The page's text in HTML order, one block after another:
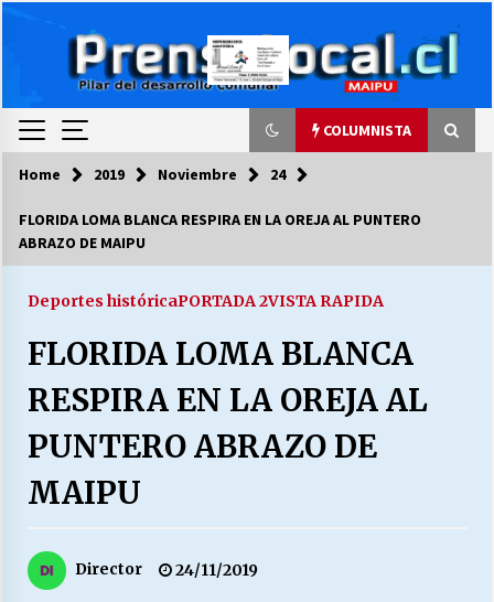
COLUMNISTA
COLUMNISTA
03/08/2026
LA DC POR SIEMPRE.RECORDANDO 69 AÑOS DE
28/07/2026
“ORGULLOSOS DE SER DC” SALUDA EL
LABORAL:
Home 2019 Noviembre 24
FLORIDA LOMA BLANCA RESPIRA EN LA OREJA AL PUNTERO
ABRAZO DE MAIPU
Deportes históricaPORTADA 2VISTA RAPIDA
FLORIDA LOMA BLANCA
RESPIRA EN LA OREJA AL
PUNTERO ABRAZO DE
MAIPU
Director 24/11/2019